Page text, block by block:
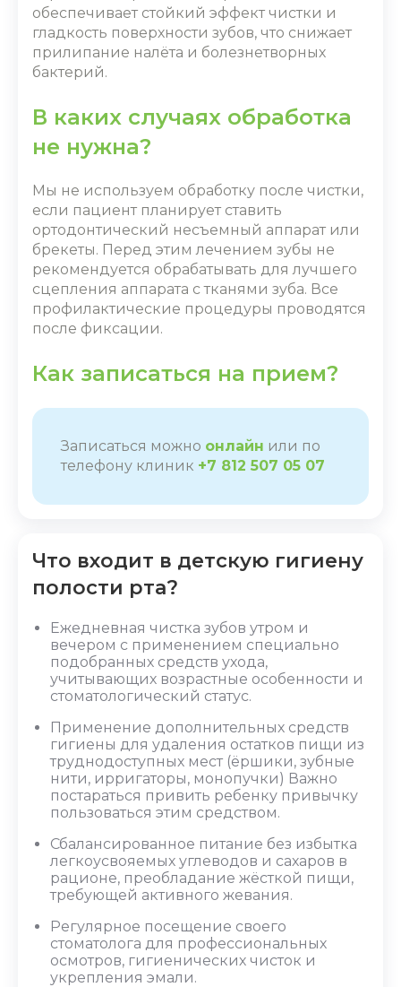
обеспечивает стойкий эффект чистки и
гладкость поверхности зубов, что снижает
прилипание налёта и болезнетворных
бактерий.
В каких случаях обработка
не нужна?
Мы не используем обработку после чистки,
если пациент планирует ставить
ортодонтический несъемный аппарат или
брекеты. Перед этим лечением зубы не
рекомендуется обрабатывать для лучшего
сцепления аппарата с тканями зуба. Все
профилактические процедуры проводятся
после фиксации.
Как записаться на прием?
Записаться можно онлайн или по
телефону клиник +7 812 507 05 07
Что входит в детскую гигиену
полости рта?
Ежедневная чистка зубов утром и
вечером с применением специально
подобранных средств ухода,
учитывающих возрастные особенности и
стоматологический статус.
Применение дополнительных средств
гигиены для удаления остатков пищи из
труднодоступных мест (ёршики, зубные
нити, ирригаторы, монопучки) Важно
постараться привить ребенку привычку
пользоваться этим средством.
Сбалансированное питание без избытка
легкоусвояемых углеводов и сахаров в
рационе, преобладание жёсткой пищи,
требующей активного жевания.
Регулярное посещение своего
стоматолога для профессиональных
осмотров, гигиенических чисток и
укрепления эмали.